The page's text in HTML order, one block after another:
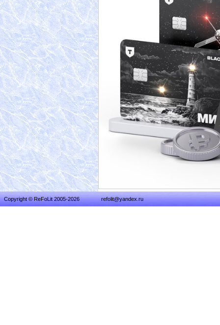
Copyright © ReFoLit 2005-2026 refolit@yandex.ru